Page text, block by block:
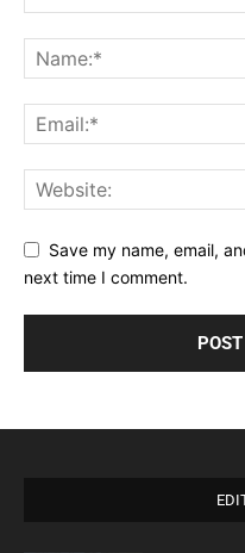
Save my name, email,
next time I comment.